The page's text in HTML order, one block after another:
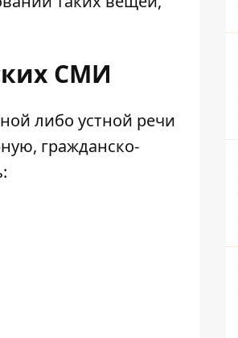
СМИ
либо устной речи
гражданско-